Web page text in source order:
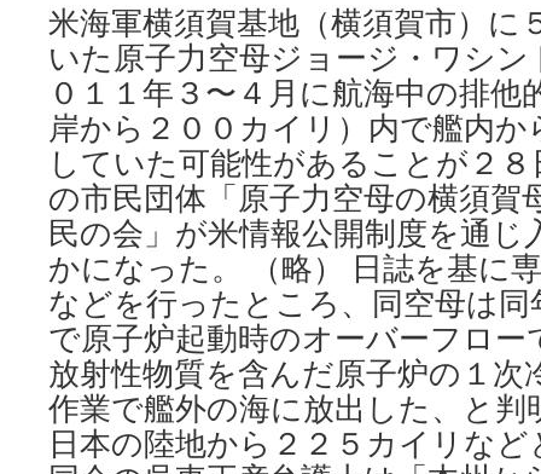
米海軍横須賀基地（横須賀市）に
いた原子力空母ジョージ・ワシン
０１１年３〜４月に航海中の排他
岸から２００カイリ）内で艦内
していた可能性があることが２
の市民団体「原子力空母の横須賀
民の会」が米情報公開制度を通じ
かになった。 （略） 日誌を基に
などを行ったところ、同空母は同
で原子炉起動時のオーバーフロ
放射性物質を含んだ原子炉の１次
作業で艦外の海に放出した、と判
日本の陸地から２２５カイリな